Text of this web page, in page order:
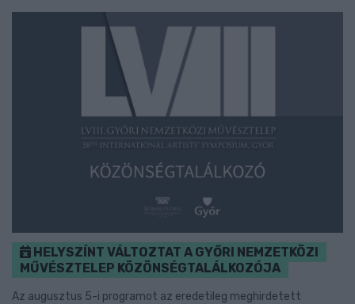
HELYSZÍNT VÁLTOZTAT A GYŐRI NEMZETKÖZI
MŰVÉSZTELEP KÖZÖNSÉGTALÁLKOZÓJA
Az augusztus 5-i programot az eredetileg meghirdetett